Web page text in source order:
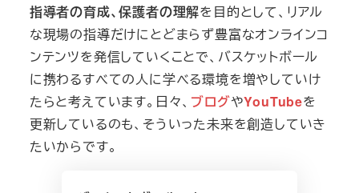
指導者の育成、保護者の理解を目的として、リアル
な現場の指導だけにとどまらず豊富なオンラインコ
ンテンツを発信していくことで、バスケットボール
に携わるすべての人に学べる環境を増やしていけ
たらと考えています。日々、 ブログやYouTubeを
更新しているのも、そういった未来を創造していき
たいからです。